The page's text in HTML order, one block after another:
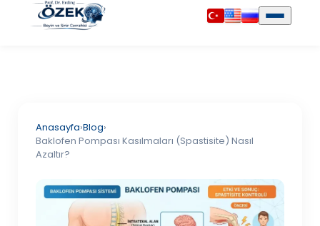
Anasayfa›Blog›
Baklofen Pompası Kasılmaları (Spastisite) Nasıl
Azaltır?